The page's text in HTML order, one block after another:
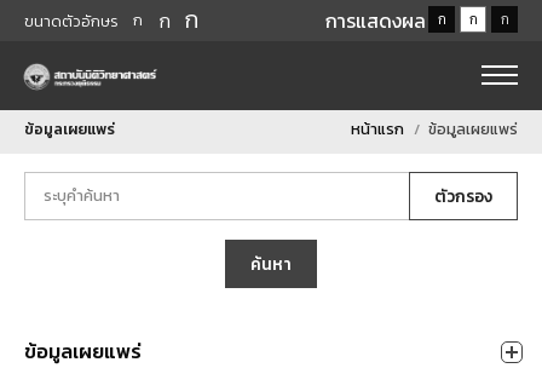
ขนาดตัวอักษร ก ก ก การแสดงผล ก ก ก
ข้อมูลเผยแพร่ หน้าแรก ข้อมูลเผยแพร่
ตัวกรอง
ค้นหา
ข้อมูลเผยแพร่